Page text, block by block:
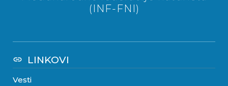
(INF-FNI)
link LINKOVI
Vesti